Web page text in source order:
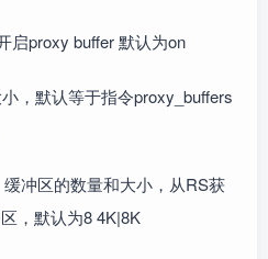
启proxy buffer 默认为on
，默认等于指令proxy_buffers
冲区的数量和大小，从RS获
，默认为8 4K|8K